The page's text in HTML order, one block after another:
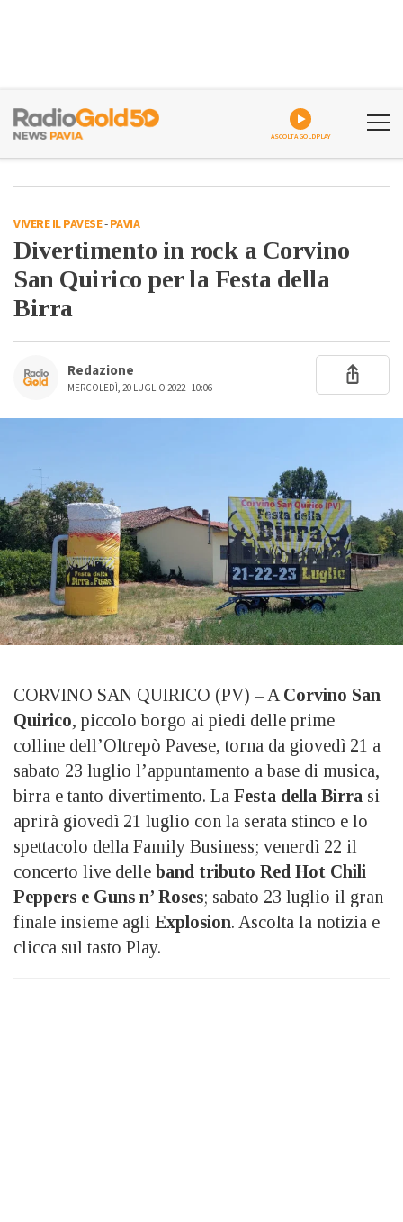
ASCOLTA GOLDPLAY
VIVERE IL PAVESE-PAVIA
Divertimento in rock a Corvino
San Quirico per la Festa della
Birra
Redazione
MERCOLEDÌ, 20 LUGLIO 2022 - 10:06
CORVINO SAN QUIRICO (PV) – A Corvino San
Quirico, piccolo borgo ai piedi delle prime
colline dell’Oltrepò Pavese, torna da giovedì 21 a
sabato 23 luglio l’appuntamento a base di musica,
birra e tanto divertimento. La Festa della Birra si
aprirà giovedì 21 luglio con la serata stinco e lo
spettacolo della Family Business; venerdì 22 il
concerto live delle band tributo Red Hot Chili
Peppers e Guns n’ Roses; sabato 23 luglio il gran
finale insieme agli Explosion. Ascolta la notizia e
clicca sul tasto Play.